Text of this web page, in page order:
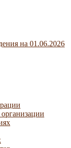
на 01.06.2026